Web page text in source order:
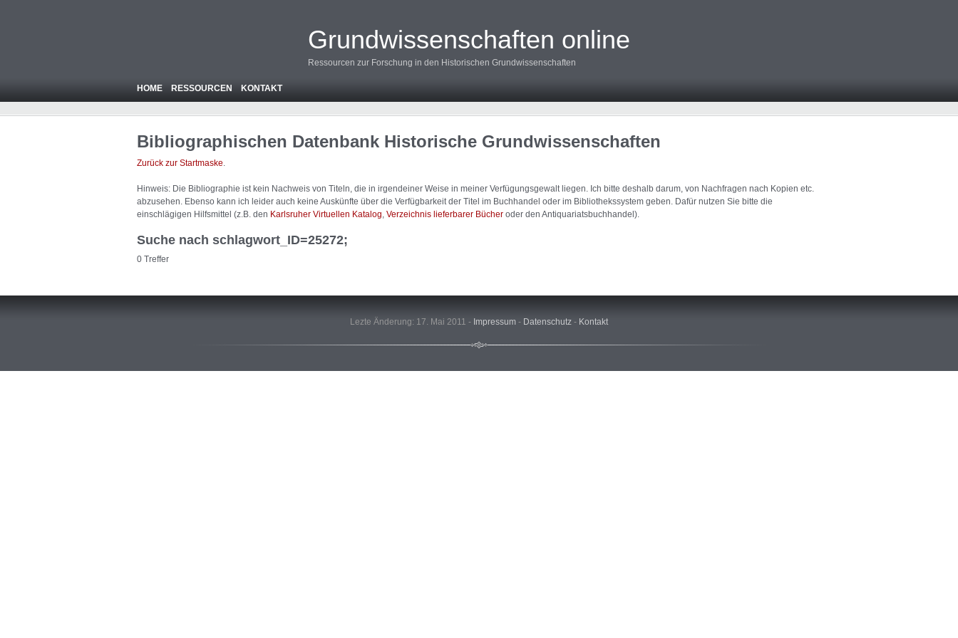
Grundwissenschaften online
Ressourcen zur Forschung in den Historischen Grundwissenschaften
HOME RESSOURCEN KONTAKT
Bibliographischen Datenbank Historische Grundwissenschaften
Zurück zur Startmaske.
Hinweis: Die Bibliographie ist kein Nachweis von Titeln, die in irgendeiner Weise in meiner Verfügungsgewalt liegen. Ich bitte deshalb darum, von Nachfragen nach Kopien etc.
abzusehen. Ebenso kann ich leider auch keine Auskünfte über die Verfügbarkeit der Titel im Buchhandel oder im Bibliothekssystem geben. Dafür nutzen Sie bitte die
einschlägigen Hilfsmittel (z.B. den Karlsruher Virtuellen Katalog Verzeichnis lieferbarer Bücher oder den Antiquariatsbuchhandel).
Suche nach schlagwort_ID=25272;
0 Treffer
Lezte Änderung: 17. Mai 2011 - Impressum - Datenschutz - Kontakt